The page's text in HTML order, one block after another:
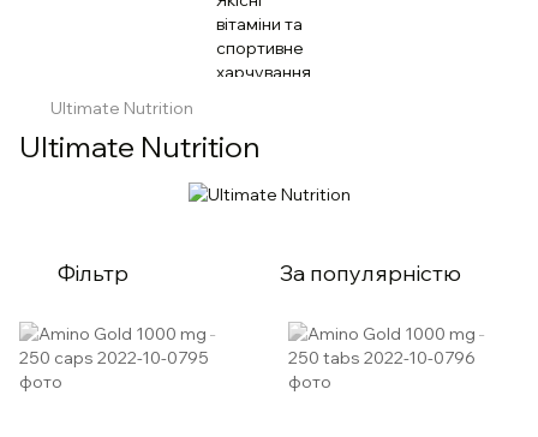
Ultimate Nutrition
Ultimate Nutrition
Фільтр За популярністю